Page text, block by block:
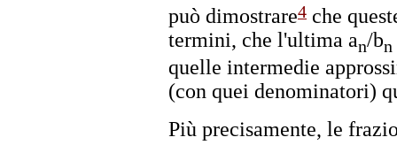
può dimostrare4 che
termini, che l'ultima an/bn
quelle intermedie
(con quei denominatori)
Più precisamente, le